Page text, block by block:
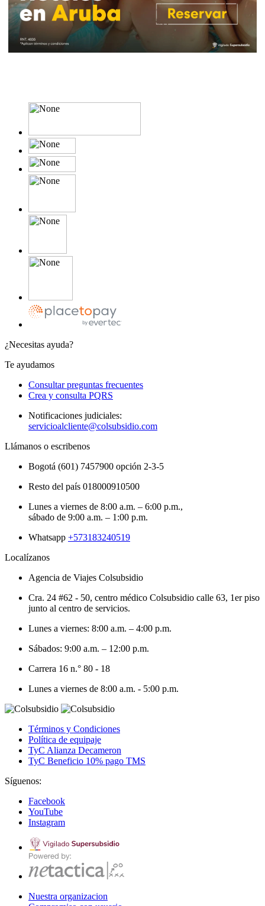
¿Necesitas ayuda?
Te ayudamos
Consultar preguntas frecuentes
Crea y consulta PQRS
Notificaciones judiciales:
servicioalcliente@colsubsidio.com
Llámanos o escribenos
Bogotá (601) 7457900 opción 2-3-5
Resto del país 018000910500
Lunes a viernes de 8:00 a.m. – 6:00 p.m.,
sábado de 9:00 a.m. – 1:00 p.m.
Whatsapp +573183240519
Localízanos
Agencia de Viajes Colsubsidio
Cra. 24 #62 - 50, centro médico Colsubsidio calle 63, 1er piso
junto al centro de servicios.
Lunes a viernes: 8:00 a.m. – 4:00 p.m.
Sábados: 9:00 a.m. – 12:00 p.m.
Carrera 16 n.° 80 - 18
Lunes a viernes de 8:00 a.m. - 5:00 p.m.
Términos y Condiciones
Política de equipaje
TyC Alianza Decameron
TyC Beneficio 10% pago TMS
Síguenos:
Facebook
YouTube
Instagram
Nuestra organizacion